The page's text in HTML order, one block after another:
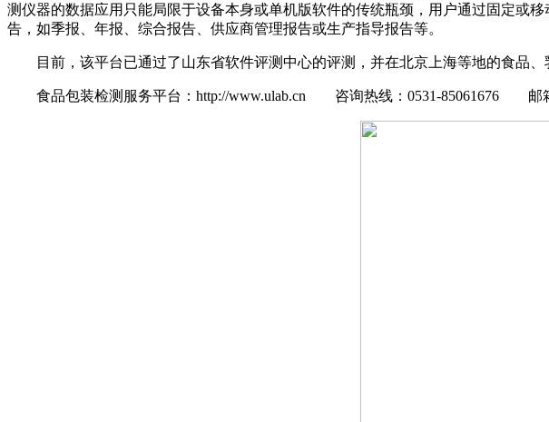
测仪器的数据应用只能局限于设备本身或单机版软件的传统瓶颈，用户通过固定或
告，如季报、年报、综合报告、供应商管理报告或生产指导报告等。
目前，该平台已通过了山东省软件评测中心的评测，并在北京上海等地的食品、
食品包装检测服务平台：http://www.ulab.cn 咨询热线：0531-85061676 邮箱